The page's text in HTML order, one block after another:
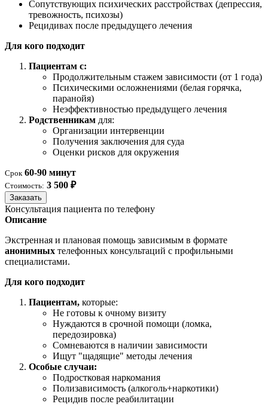
Сопутствующих психических расстройствах (депрессия,
тревожность, психозы)
Рецидивах после предыдущего лечения
Для кого подходит
Пациентам с:
Продолжительным стажем зависимости (от 1 года)
Психическими осложнениями (белая горячка,
паранойя)
Неэффективностью предыдущего лечения
Родственникам для:
Организации интервенции
Получения заключения для суда
Оценки рисков для окружения
Срок 60-90 минут
Стоимость: 3 500 ₽
Заказать
Консультация пациента по телефону
Описание
Экстренная и плановая помощь зависимым в формате
анонимных телефонных консультаций с профильными
специалистами.
Для кого подходит
Пациентам, которые:
Не готовы к очному визиту
Нуждаются в срочной помощи (ломка,
передозировка)
Сомневаются в наличии зависимости
Ищут "щадящие" методы лечения
Особые случаи:
Подростковая наркомания
Полизависимость (алкоголь+наркотики)
Рецидив после реабилитации